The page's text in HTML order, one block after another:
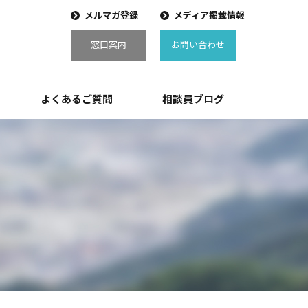
メルマガ登録
窓口案内
メディア掲載情報
お問い合わせ
よくあるご質問 相談員ブログ